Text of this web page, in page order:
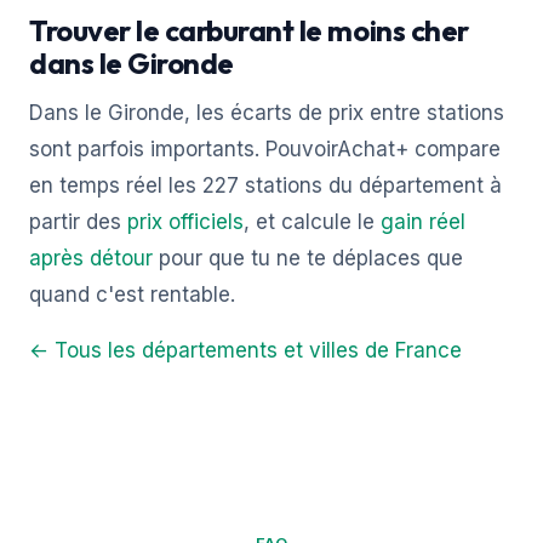
Trouver le carburant le moins cher
dans le Gironde
Dans le Gironde, les écarts de prix entre stations
sont parfois importants. PouvoirAchat+ compare
en temps réel les 227 stations du département à
partir des prix officiels, et calcule le gain réel
après détour pour que tu ne te déplaces que
quand c'est rentable.
← Tous les départements et villes de France